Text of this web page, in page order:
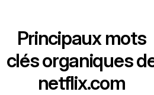
Principaux mots
clés organiques
netflix.com